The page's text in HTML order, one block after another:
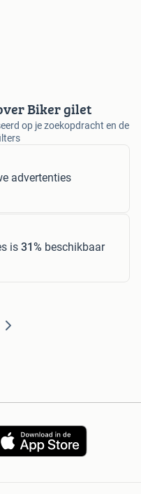
Biker gilet
op je zoekopdracht en de
advertenties
is 31% beschikbaar